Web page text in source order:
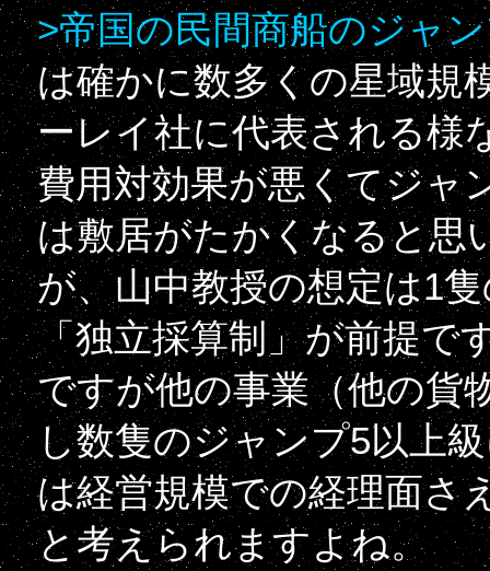
>帝国の民間商船のジャ
は確かに数多くの星域規
ーレイ社に代表される様
費用対効果が悪くてジャ
は敷居がたかくなると思
が、山中教授の想定は1
「独立採算制」が前提で
ですが他の事業（他の貨
し数隻のジャンプ5以上
は経営規模での経理面さ
と考えられますよね。